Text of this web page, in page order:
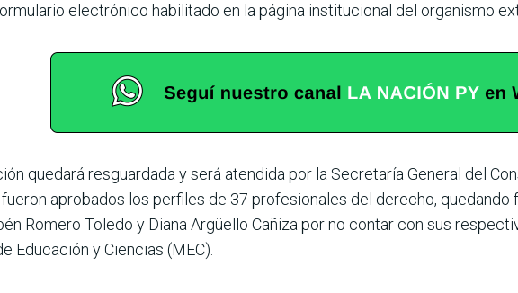
electrónico habilitado en la página institucional del organismo
quedará resguardada y será atendida por la Secretaría General del
aprobados los perfiles de 37 profesionales del derecho,
Romero Toledo y Diana Argüello Cañiza por no contar con sus
Educación y Ciencias (MEC).